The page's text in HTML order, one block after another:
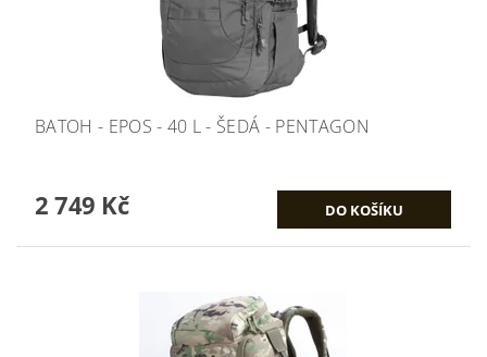
BATOH - EPOS - 40 L - ŠEDÁ - PENTAGON
2 749 Kč